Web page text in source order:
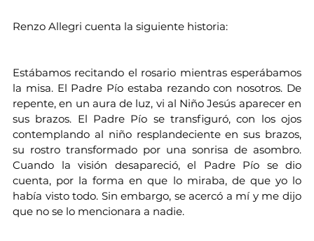
Renzo Allegri cuenta la siguiente historia:
Estábamos recitando el rosario mientras esperábamos
la misa. El Padre Pío estaba rezando con nosotros. De
repente, en un aura de luz, vi al Niño Jesús aparecer en
sus brazos. El Padre Pío se transfiguró, con los ojos
contemplando al niño resplandeciente en sus brazos,
su rostro transformado por una sonrisa de asombro.
Cuando la visión desapareció, el Padre Pío se dio
cuenta, por la forma en que lo miraba, de que yo lo
había visto todo. Sin embargo, se acercó a mí y me dijo
que no se lo mencionara a nadie.